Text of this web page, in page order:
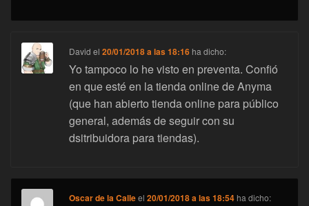
David el20/01/2018 a las 18:16 ha dicho:
Yo tampoco lo he visto en preventa. Confió
en que esté en la tienda online de Anyma
(que han abierto tienda online para público
general, además de seguir con su
dsitribuidora para tiendas).
Oscar de la Calleel20/01/2018 a las 18:54 ha dicho: